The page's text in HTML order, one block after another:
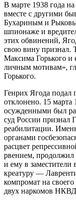
В марте 1938 года
вместе с другими
Бухариным и
шпионаже и
этих обвинений,
свою вину признал.
Максима Горького и
личным мотивам»,
Горького.
Генрих Ягода подал
отклонено. 15 марта
осужденными был
суд России признал
реабилитации.
органами
расцвет
рвением,
и ему в заместители
креатуру —
компромат на
двух наркомов НКВД